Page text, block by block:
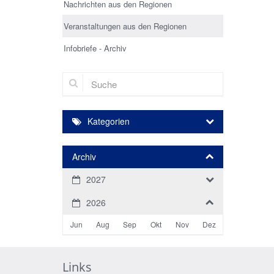
Nachrichten aus den Regionen
Veranstaltungen aus den Regionen
Infobriefe - Archiv
Suche
Kategorien
Archiv
2027
2026
Jun Aug Sep Okt Nov Dez
Links